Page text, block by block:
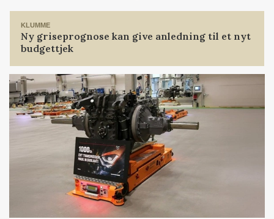
KLUMME
Ny griseprognose kan give anledning til et nyt
budgettjek